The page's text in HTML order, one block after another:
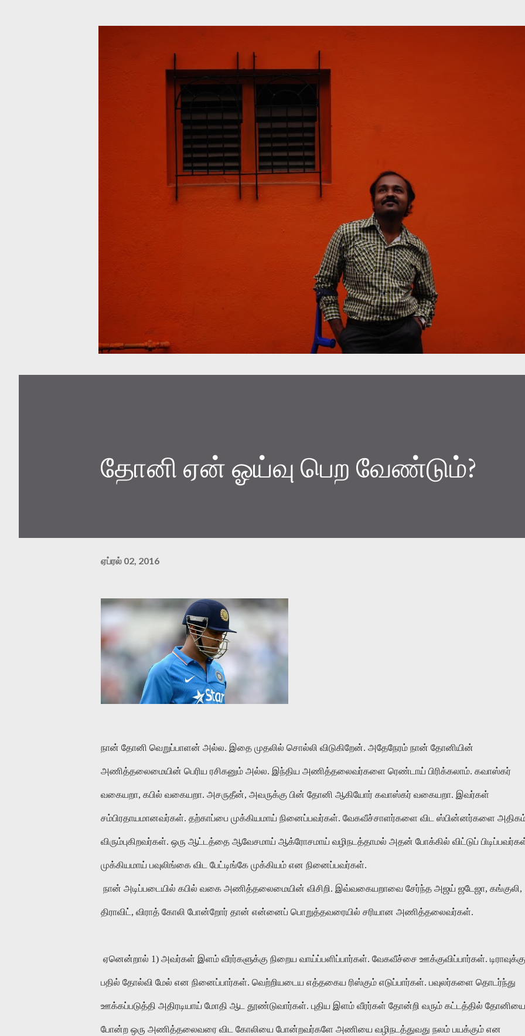
தோனி ஏன் ஓய்வு பெற வேண்டும்?
ஏப்ரல் 02, 2016
நான் தோனி வெறுப்பாளன் அல்ல. இதை முதலில் சொல்லி விடுகிறேன். அதேநேரம் நான் தோனியின்
அணித்தலைமையின் பெரிய ரசிகனும் அல்ல. இந்திய அணித்தலைவர்களை ரெண்டாய் பிரிக்கலாம். கவாஸ்கர்
வகையறா, கபில் வகையறா. அசருதீன், அவருக்கு பின் தோனி ஆகியோர் கவாஸ்கர் வகையறா. இவர்கள்
சம்பிரதாயமானவர்கள். தற்காப்பை முக்கியமாய் நினைப்பவர்கள். வேகவீச்சாளர்களை விட ஸ்பின்னர்களை
விரும்புகிறவர்கள். ஒரு ஆட்டத்தை ஆவேசமாய் ஆக்ரோசமாய் வழிநடத்தாமல் அதன் போக்கில் விட்டுப்
முக்கியமாய் பவுலிங்கை விட பேட்டிங்கே முக்கியம் என நினைப்பவர்கள்.
நான் அடிப்படையில் கபில் வகை அணித்தலைமையின் விசிறி. இவ்வகையறாவை சேர்ந்த அஜய் ஜடேஜா, கங்குலி,
திராவிட், விராத் கோலி போன்றோர் தான் என்னைப் பொறுத்தவரையில் சரியான அணித்தலைவர்கள்.
ஏனென்றால் 1) அவர்கள் இளம் வீரர்களுக்கு நிறைய வாய்ப்பளிப்பார்கள். வேகவீச்சை ஊக்குவிப்பார்கள். டிராவுக்கு
பதில் தோல்வி மேல் என நினைப்பார்கள். வெற்றியடைய எத்தகைய ரிஸ்கும் எடுப்பார்கள். பவுலர்களை தொடர்ந்து
ஊக்கப்படுத்தி அதிரடியாய் மோதி ஆட தூண்டுவார்கள். புதிய இளம் வீரர்கள் தோன்றி வரும் கட்டத்தில் தோனியை
போன்ற ஒரு அணித்தலைவரை விட கோலியை போன்றவர்களே அணியை வழிநடத்துவது நலம் பயக்கும் என